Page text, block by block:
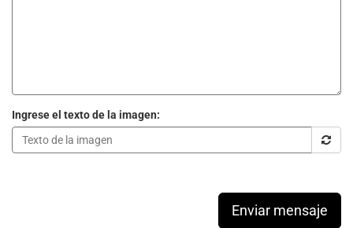
Ingrese el texto de la imagen:
Enviar mensaje